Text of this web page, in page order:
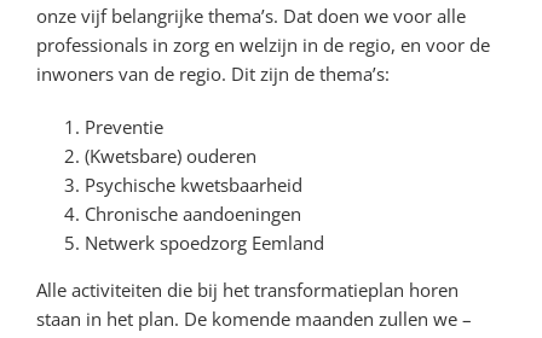
onze vijf belangrijke thema’s. Dat doen we voor alle
professionals in zorg en welzijn in de regio, en voor de
inwoners van de regio. Dit zijn de thema’s:
Preventie
(Kwetsbare) ouderen
Psychische kwetsbaarheid
Chronische aandoeningen
Netwerk spoedzorg Eemland
Alle activiteiten die bij het transformatieplan horen
staan in het plan. De komende maanden zullen we –